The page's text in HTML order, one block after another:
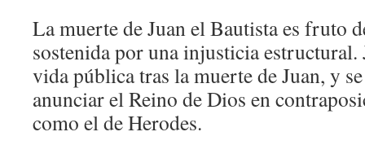
La muerte de Juan el Bautista es fruto
sostenida por una injusticia estructural.
vida pública tras la muerte de Juan, y
anunciar el Reino de Dios en
como el de Herodes.